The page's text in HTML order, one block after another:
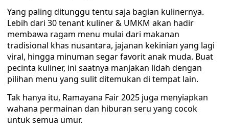
‎Yang paling ditunggu tentu saja bagian kulinernya.
Lebih dari 30 tenant kuliner & UMKM akan hadir
membawa ragam menu mulai dari makanan
tradisional khas nusantara, jajanan kekinian yang lagi
viral, hingga minuman segar favorit anak muda. Buat
pecinta kuliner, ini saatnya manjakan lidah dengan
pilihan menu yang sulit ditemukan di tempat lain.
‎Tak hanya itu, Ramayana Fair 2025 juga menyiapkan
wahana permainan dan hiburan seru yang cocok
untuk semua umur.